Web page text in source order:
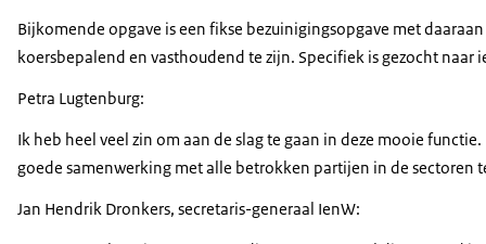
Bijkomende opgave is een fikse bezuinigingsopgave met
koersbepalend en vasthoudend te zijn. Specifiek is gezocht
Petra Lugtenburg:
Ik heb heel veel zin om aan de slag te gaan in deze mooie
goede samenwerking met alle betrokken partijen in de sectoren
Jan Hendrik Dronkers, secretaris-generaal IenW: